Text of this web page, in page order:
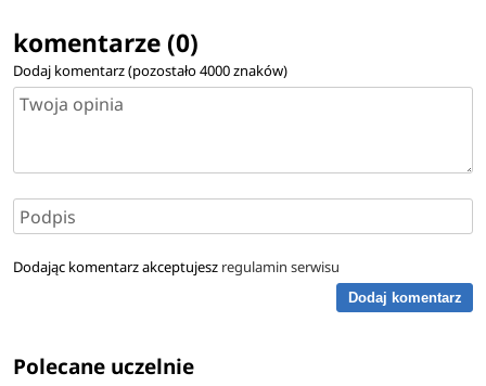
komentarze (0)
Dodaj komentarz (pozostało4000znaków)
Dodając komentarz akceptujesz regulamin serwisu
Dodaj komentarz
Polecane uczelnie